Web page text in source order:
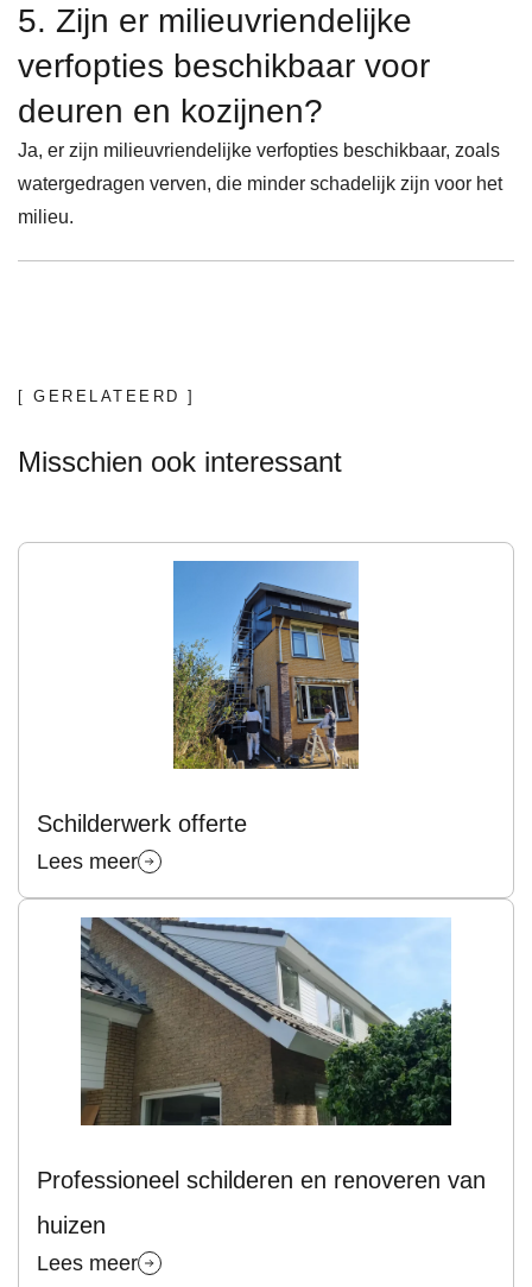
5. Zijn er milieuvriendelijke
verfopties beschikbaar voor
deuren en kozijnen?
Ja, er zijn milieuvriendelijke verfopties beschikbaar, zoals
watergedragen verven, die minder schadelijk zijn voor het
milieu.
[ GERELATEERD ]
Misschien ook interessant
Schilderwerk offerte
Lees meer
Professioneel schilderen en renoveren van
huizen
Lees meer